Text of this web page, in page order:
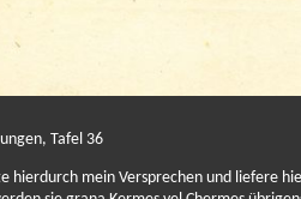
Tafel 36
mein Versprechen und liefere